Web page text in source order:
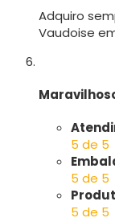
Adquiro
Vaudoise
5 de 5
5 de 5
5 de 5